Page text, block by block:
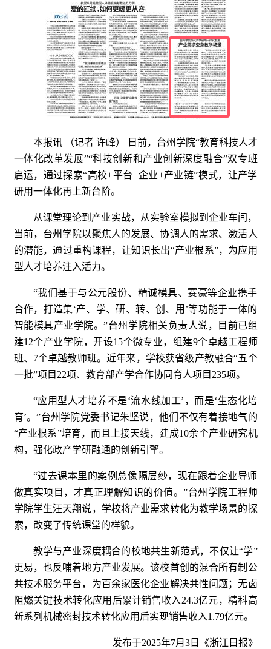
本报讯 （记者 许峰） 日前，台州学院“教育科技人才
一体化改革发展”“科技创新和产业创新深度融合”双专班
启运，通过探索“高校+平台+企业+产业链”模式，让产学
研用一体化再上新台阶。
从课堂理论到产业实战，从实验室模拟到企业车间，
当前，台州学院以聚焦人的发展、协调人的需求、激活人
的潜能，通过重构课程，让知识长出“产业根系”，为应用
型人才培养注入活力。
“我们基于与公元股份、精诚模具、赛豪等企业携手
合作，打造集‘产、学、研、转、创、用’等功能于一体的
智能模具产业学院。”台州学院相关负责人说，目前已组
建12个产业学院，开设15个微专业，组建9个卓越工程师
班、7个卓越教师班。近年来，学校获省级产教融合“五个
一批”项目22项、教育部产学合作协同育人项目235项。
“应用型人才培养不是‘流水线加工’，而是‘生态化培
育’。”台州学院党委书记朱坚说，他们不仅有着接地气的
“产业根系”培育，而且上接天线，建成10余个产业研究机
构，强化政产学研融通的创新引擎。
“过去课本里的案例总像隔层纱，现在跟着企业导师
做真实项目，才真正理解知识的价值。”台州学院工程师
学院学生汪天翔说，学校将产业需求转化为教学场景的探
索，改变了传统课堂的样貌。
教学与产业深度耦合的校地共生新范式，不仅让“学”
更易，也反哺着地方产业发展。该校首创的混合所有制公
共技术服务平台，为百余家医化企业解决共性问题；无卤
阻燃关键技术转化应用后累计销售收入24.3亿元，精科高
新系列机械密封技术转化应用后实现销售收入1.79亿元。
——发布于2025年7月3日《浙江日报》